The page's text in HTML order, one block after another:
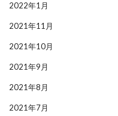
2022年1月
2021年11月
2021年10月
2021年9月
2021年8月
2021年7月